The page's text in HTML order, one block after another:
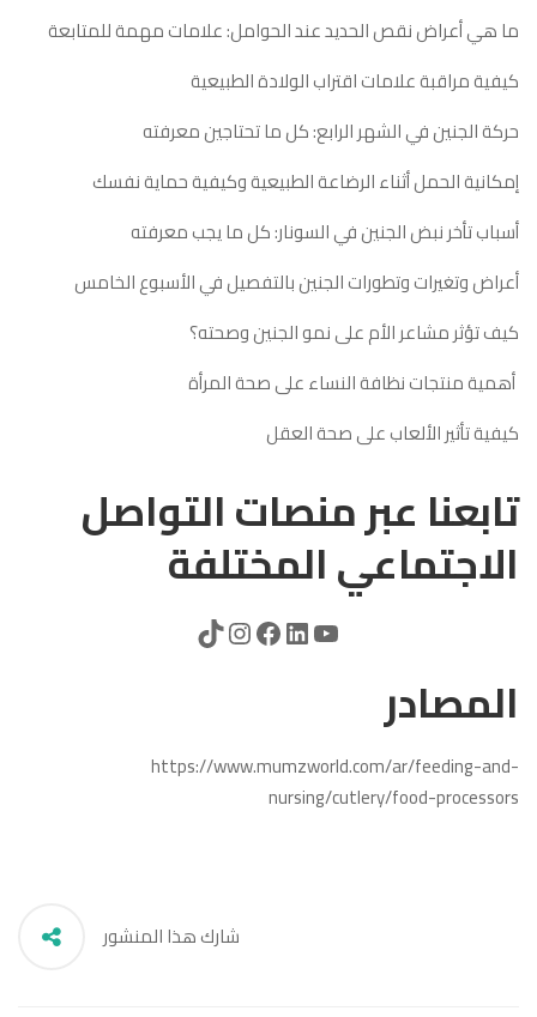
ما هي أعراض نقص الحديد عند الحوامل: علامات مهمة للمتابعة
كيفية مراقبة علامات اقتراب الولادة الطبيعية
حركة الجنين في الشهر الرابع: كل ما تحتاجين معرفته
إمكانية الحمل أثناء الرضاعة الطبيعية وكيفية حماية نفسك
أسباب تأخر نبض الجنين في السونار: كل ما يجب معرفته
أعراض وتغيرات وتطورات الجنين بالتفصيل في الأسبوع الخامس
كيف تؤثر مشاعر الأم على نمو الجنين وصحته؟
أهمية منتجات نظافة النساء على صحة المرأة
كيفية تأثير الألعاب على صحة العقل
تابعنا عبر منصات التواصل
الاجتماعي المختلفة
المصادر
https://www.mumzworld.com/ar/feeding-and-
nursing/cutlery/food-processors
شارك هذا المنشور